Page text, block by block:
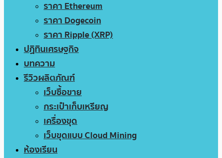
ราคา Ethereum
ราคา Dogecoin
ราคา Ripple (XRP)
ปฏิทินเศรษฐกิจ
บทความ
รีวิวผลิตภัณฑ์
เว็บซื้อขาย
กระเป๋าเก็บเหรียญ
เครื่องขุด
เว็บขุดแบบ Cloud Mining
ห้องเรียน